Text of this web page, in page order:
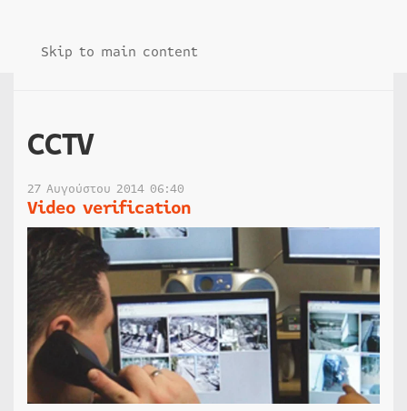
Skip to main content
CCTV
27 Αυγούστου 2014 06:40
Video verification